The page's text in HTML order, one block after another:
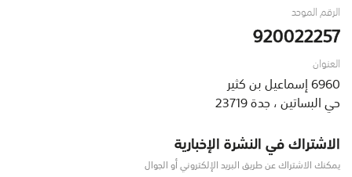
الرقم الموحد
920022257
العنوان
6960 إسماعيل بن كثير
حي البساتين ، جدة 23719
الاشتراك في النشرة الإخبارية
يمكنك الاشتراك عن طريق البريد الإلكتروني أو الجوال